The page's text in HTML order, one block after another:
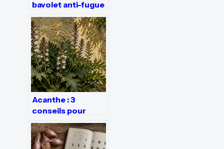
bavolet anti-fugue
: 3 étapes pour
sécuriser votre
clôture
Acanthe : 3
conseils pour
structurer votre
jardin avec cette
vivace